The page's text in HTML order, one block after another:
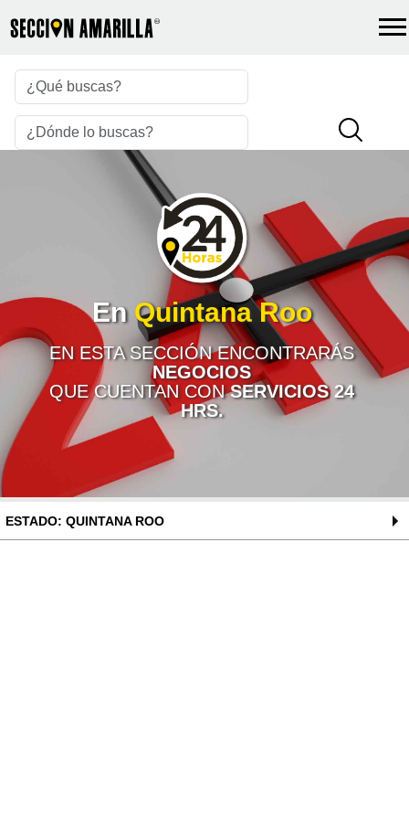
En Quintana Roo
EN ESTA SECCIÓN ENCONTRARÁS
NEGOCIOS
QUE CUENTAN CONSERVICIOS 24
HRS.
ESTADO: QUINTANA ROO